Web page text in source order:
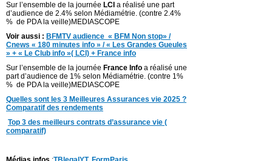
Sur l’ensemble de la journée LCI a réalisé une part
d’audience de 2.4% selon Médiamétrie. (contre 2.4%
% de PDA la veille)MEDIASCOPE
Voir aussi : BFMTV audience « BFM Non stop» /
Cnews « 180 minutes info » / « Les Grandes Gueules
» + « Le Club info »( LCI) + France info
Sur l’ensemble de la journée France Info a réalisé une
part d’audience de 1% selon Médiamétrie. (contre 1%
% de PDA la veille)MEDIASCOPE
Quelles sont les 3 Meilleures Assurances vie 2025 ?
Comparatif des rendements
Top 3 des meilleurs contrats d’assurance vie (
comparatif)